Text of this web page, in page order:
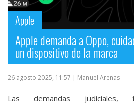
Apple
Apple demanda a Oppo,
un dispositivo de la marca
26 agosto 2025, 11:57 | Manuel Arenas
Las demandas judiciales,